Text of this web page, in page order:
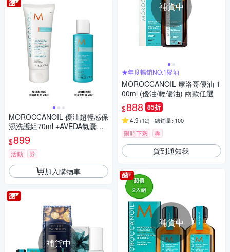
MOROCCANOIL 優油超輕感保
濕洗護組70ml +AVEDA氣囊按
摩梳
$899
活動 券
加入購物車
補貨中
補貨中
★年度暢銷NO.1髮油
MOROCCANOIL 摩洛哥優油 1
00ml (優油/輕優油) 兩款任選
$888 85折
4.9 (12) 總銷量>100
限時下殺 券
貨到通知我
補貨中